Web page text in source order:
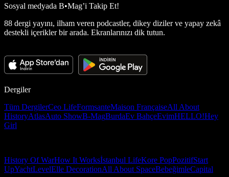
Sosyal medyada B•Mag’i Takip Et!
88 dergi yayını, ilham veren podcastler, dikey diziler ve yapay zekâ
destekli içerikler bir arada. Ekranlarınızı dik tutun.
Dergiler
Tüm DergilerCeo LifeFormsanteMaison FrançaiseAll About
HistoryAtlasAuto ShowB-MagBurdaEv BahçeEvimHELLO!Hey
Girl
History Of WarHow It Worksİstanbul LifeKore PopPozitifStart
UpYachtLevelElle DecorationAll About SpaceBebeğimleCapital